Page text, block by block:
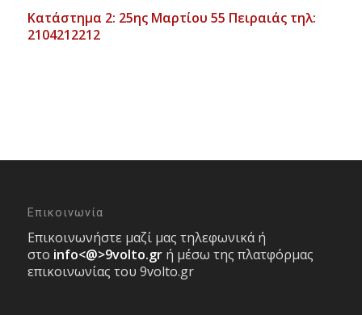
Κατάστημα 2: 25ης Μαρτίου 55 Πειραιάς τηλ:
2104212212
Επικοινωνία
Επικοινωνήστε μαζί μας τηλεφωνικά ή
στο info<@>9volto.gr ή μέσω της πλατφόρμας
επικοινωνίας του 9volto.gr